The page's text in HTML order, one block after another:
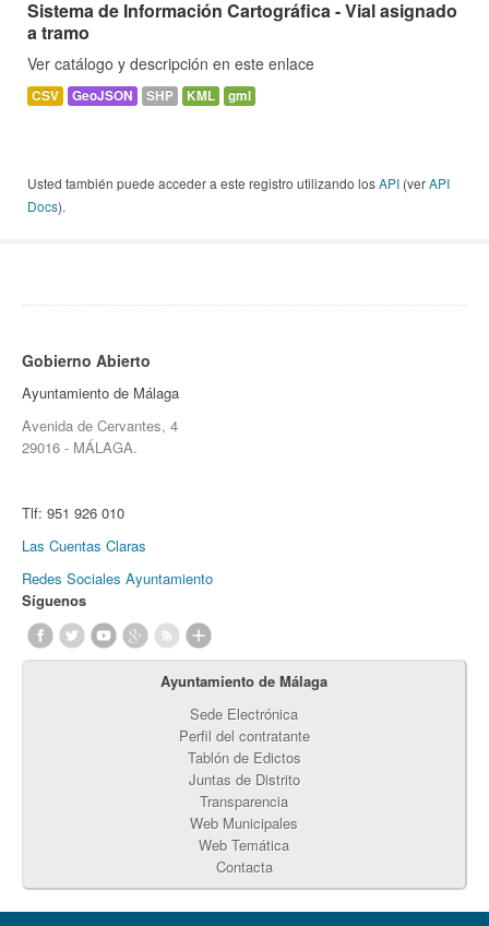
Sistema de Información Cartográfica - Vial asignado
a tramo
Ver catálogo y descripción en este enlace
CSV GeoJSON SHP KML gml
Usted también puede acceder a este registro utilizando losAPI (verAPI
Docs).
Gobierno Abierto
Ayuntamiento de Málaga
Avenida de Cervantes, 4
29016 - MÁLAGA.
Tlf: 951 926 010
Las Cuentas Claras
Redes Sociales Ayuntamiento
Síguenos
Ayuntamiento de Málaga
Sede Electrónica
Perfil del contratante
Tablón de Edictos
Juntas de Distrito
Transparencia
Web Municipales
Web Temática
Contacta